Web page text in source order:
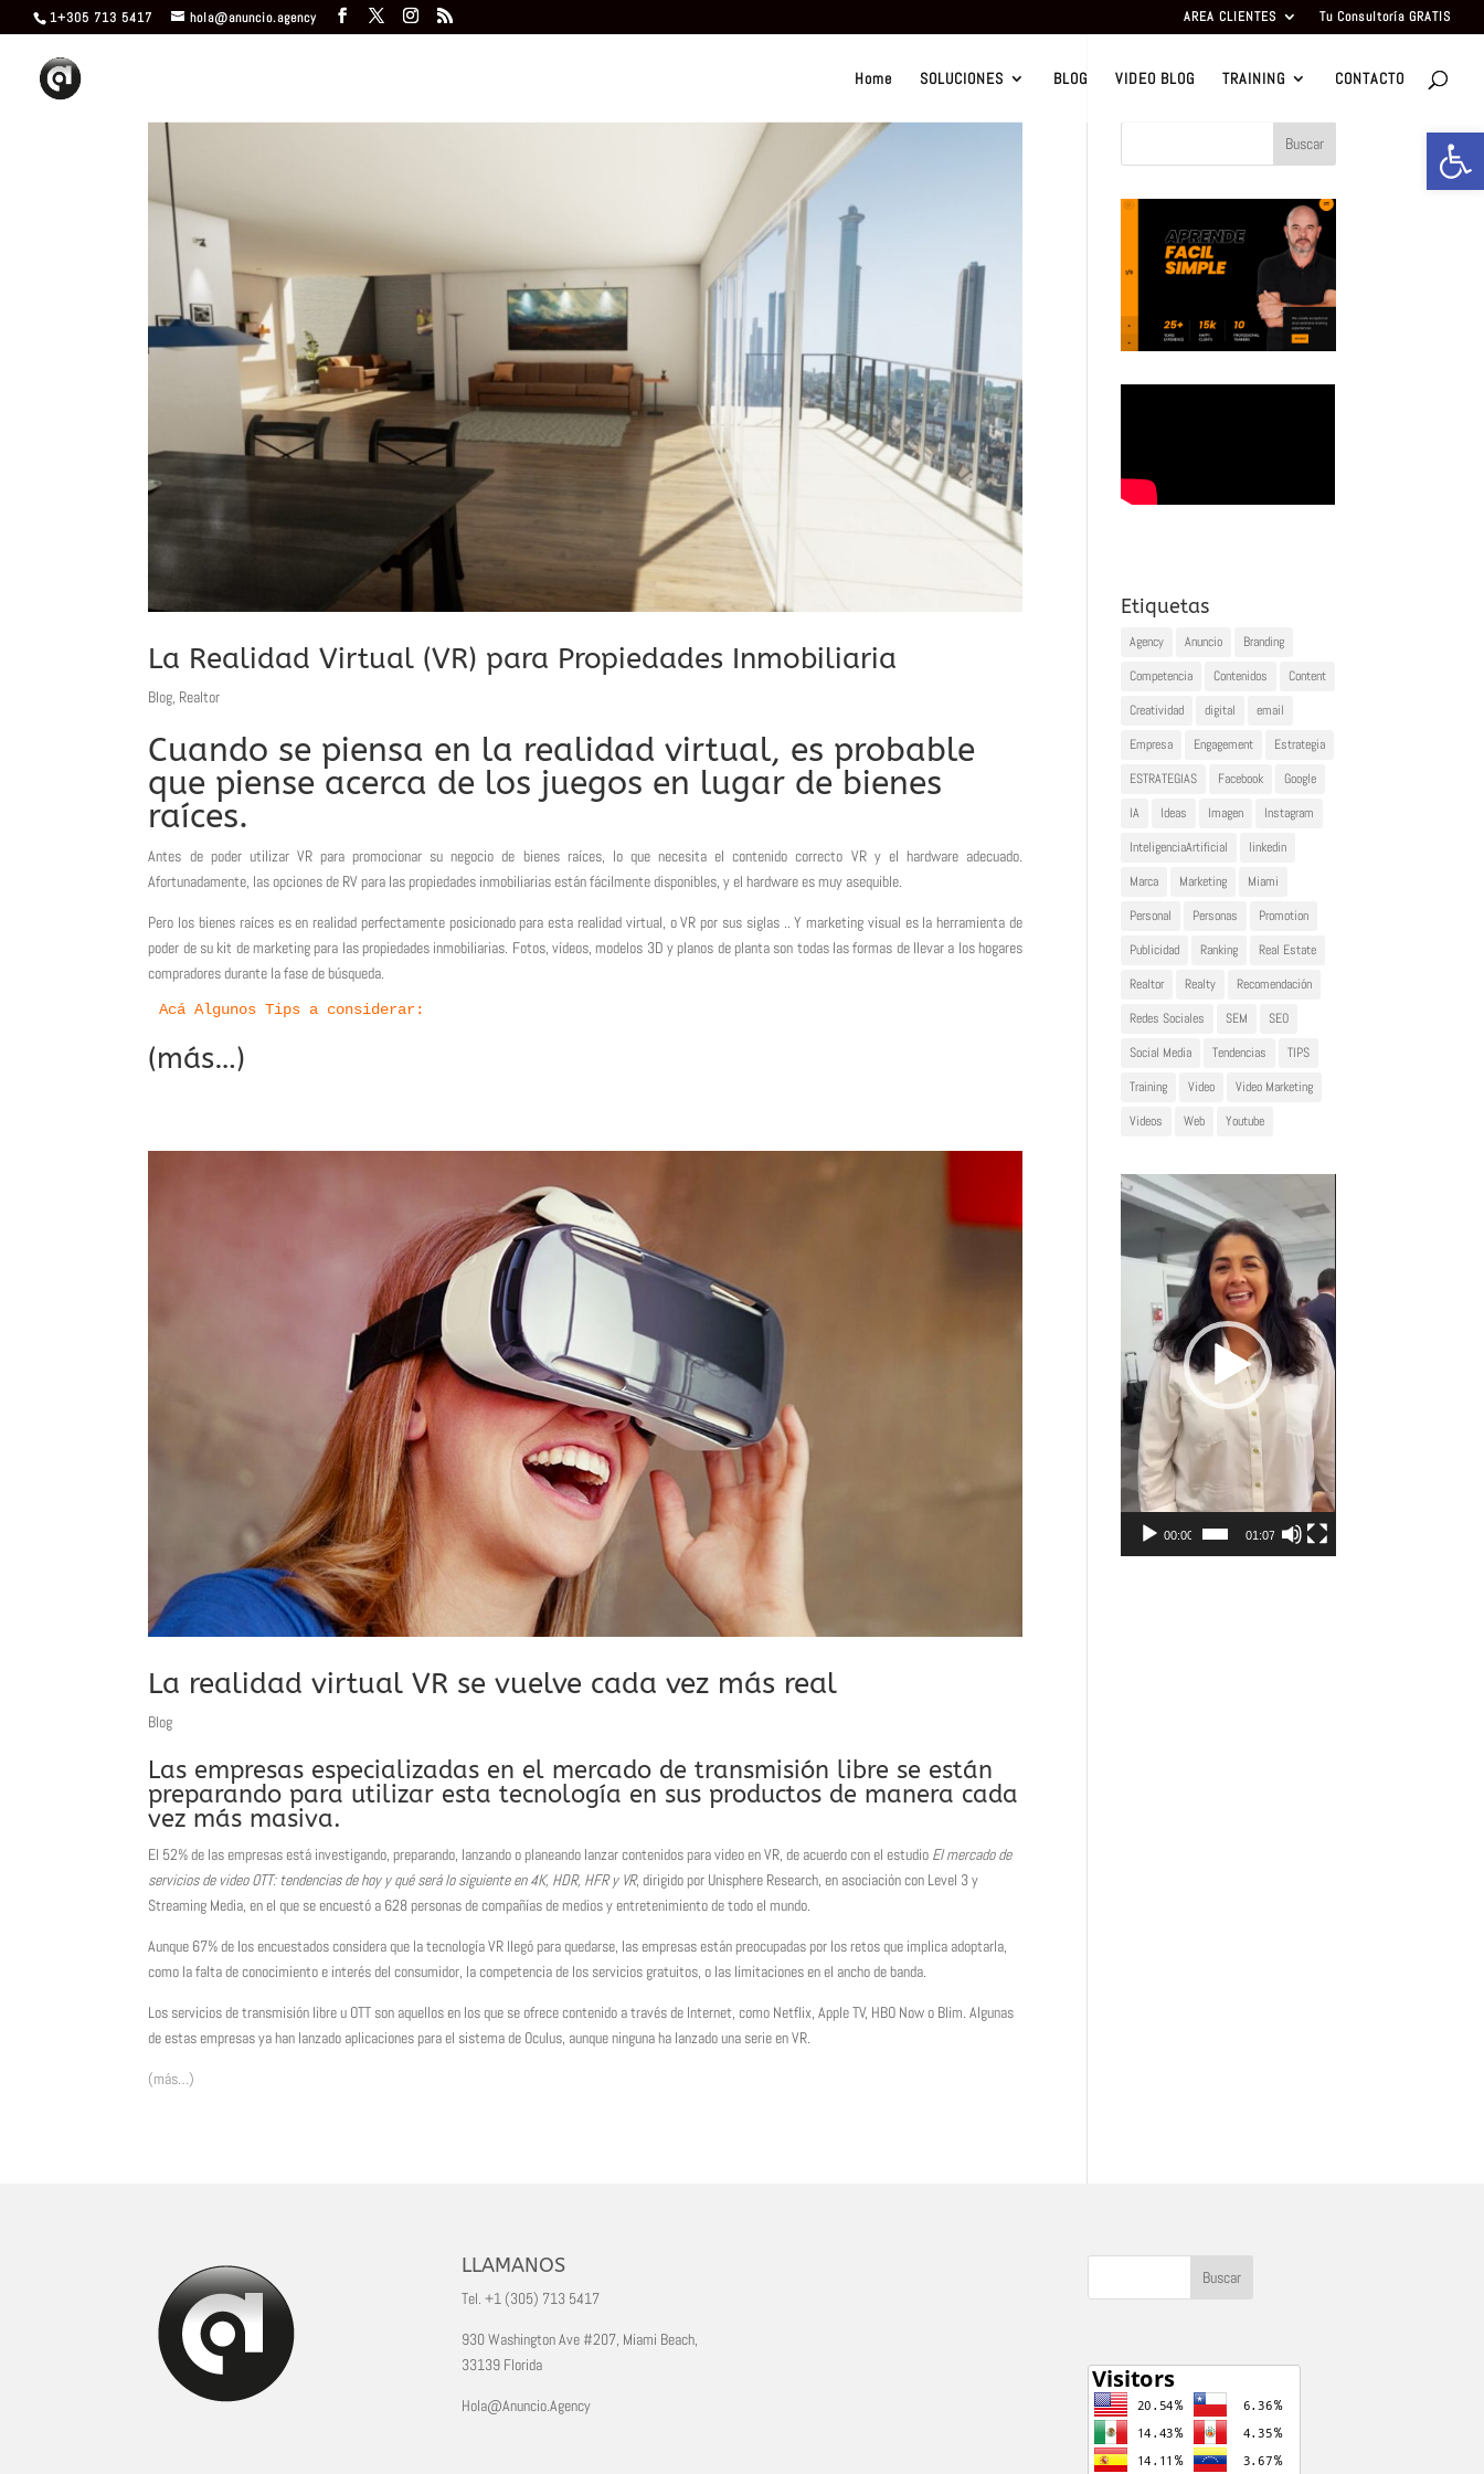
Abrir
1+305 713 5417 hola@anuncio.agency AREA CLIENTES Tu Consultoría GRATIS
Home SOLUCIONES BLOG VIDEO BLOG TRAINING CONTACTO
La Realidad Virtual (VR) para Propiedades Inmobiliaria
Blog, Realtor
Cuando se piensa en la realidad virtual, es probable
que piense acerca de los juegos en lugar de bienes
raíces.
Antes de poder utilizar VR para promocionar su negocio de bienes raíces, lo que necesita el contenido correcto VR y el hardware adecuado.
Afortunadamente, las opciones de RV para las propiedades inmobiliarias están fácilmente disponibles, y el hardware es muy asequible.
Pero los bienes raíces es en realidad perfectamente posicionado para esta realidad virtual, o VR por sus siglas .. Y marketing visual es la herramienta de
poder de su kit de marketing para las propiedades inmobiliarias. Fotos, vídeos, modelos 3D y planos de planta son todas las formas de llevar a los hogares
compradores durante la fase de búsqueda.
Acá Algunos Tips a considerar:
(más…)
La realidad virtual VR se vuelve cada vez más real
Blog
Las empresas especializadas en el mercado de transmisión libre se están
preparando para utilizar esta tecnología en sus productos de manera cada
vez más masiva.
El 52% de las empresas está investigando, preparando, lanzando o planeando lanzar contenidos para video en VR, de acuerdo con el estudio El mercado de
servicios de video OTT: tendencias de hoy y qué será lo siguiente en 4K, HDR, HFR y VR, dirigido por Unisphere Research, en asociación con Level 3 y
Streaming Media, en el que se encuestó a 628 personas de compañías de medios y entretenimiento de todo el mundo.
Aunque 67% de los encuestados considera que la tecnología VR llegó para quedarse, las empresas están preocupadas por los retos que implica adoptarla,
como la falta de conocimiento e interés del consumidor, la competencia de los servicios gratuitos, o las limitaciones en el ancho de banda.
Los servicios de transmisión libre u OTT son aquellos en los que se ofrece contenido a través de Internet, como Netflix, Apple TV, HBO Now o Blim. Algunas
de estas empresas ya han lanzado aplicaciones para el sistema de Oculus, aunque ninguna ha lanzado una serie en VR.
(más…)
Etiquetas
Agency Anuncio
Branding
Competencia
Contenidos
Content
Creatividad
digital
email
Empresa
Engagement
Estrategia
ESTRATEGIAS
Facebook
Google
IA
Ideas Imagen
Instagram
InteligenciaArtificial
linkedin
Marca
Marketing
Miami
Personal
Personas
Promotion
Publicidad
Ranking
Real Estate
Realtor
Realty
Recomendación
Redes Sociales
SEM
SEO
Social Media
Tendencias
TIPS
Training
Video
Video Marketing
Videos
Web Youtube
Reproductor
de
00:00 01:07
LLAMANOS
Tel. +1 (305) 713 5417
930 Washington Ave #207, Miami Beach,
33139 Florida
Hola@Anuncio.Agency